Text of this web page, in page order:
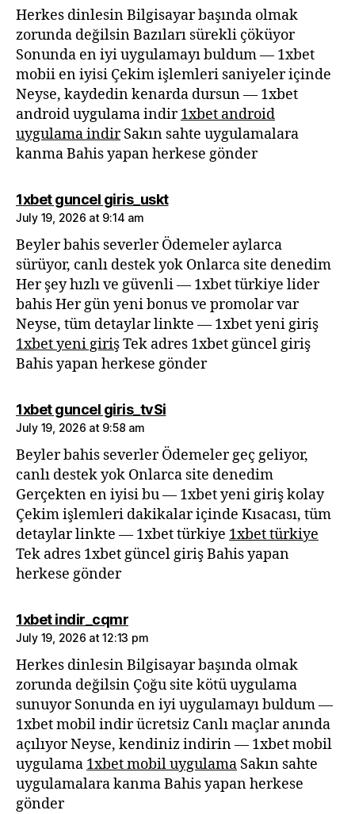
Herkes dinlesin Bilgisayar başında olmak
zorunda değilsin Bazıları sürekli çöküyor
Sonunda en iyi uygulamayı buldum — 1xbet
mobii en iyisi Çekim işlemleri saniyeler içinde
Neyse, kaydedin kenarda dursun — 1xbet
android uygulama indir1xbet android
uygulama indirSakın sahte uygulamalara
kanma Bahis yapan herkese gönder
1xbet guncel giris_usktsays:
July 19, 2026 at 9:14 am
Beyler bahis severler Ödemeler aylarca
sürüyor, canlı destek yok Onlarca site denedim
Her şey hızlı ve güvenli — 1xbet türkiye lider
bahis Her gün yeni bonus ve promolar var
Neyse, tüm detaylar linkte — 1xbet yeni giriş
1xbet yeni girişTek adres 1xbet güncel giriş
Bahis yapan herkese gönder
1xbet guncel giris_tvSisays:
July 19, 2026 at 9:58 am
Beyler bahis severler Ödemeler geç geliyor,
canlı destek yok Onlarca site denedim
Gerçekten en iyisi bu — 1xbet yeni giriş kolay
Çekim işlemleri dakikalar içinde Kısacası, tüm
detaylar linkte — 1xbet türkiye 1xbet türkiye
Tek adres 1xbet güncel giriş Bahis yapan
herkese gönder
1xbet indir_cqmrsays:
July 19, 2026 at 12:13 pm
Herkes dinlesin Bilgisayar başında olmak
zorunda değilsin Çoğu site kötü uygulama
sunuyor Sonunda en iyi uygulamayı buldum —
1xbet mobil indir ücretsiz Canlı maçlar anında
açılıyor Neyse, kendiniz indirin — 1xbet mobil
uygulama 1xbet mobil uygulama Sakın sahte
uygulamalara kanma Bahis yapan herkese
gönder